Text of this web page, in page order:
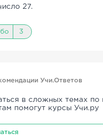
27.
3
Учи.Ответов
в сложных темах
помогут курсы Учи.ру